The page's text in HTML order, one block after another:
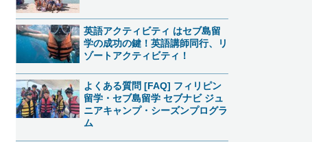
英語アクティビティ はセブ島留
学の成功の鍵！英語講師同行、リ
ゾートアクティビティ！
よくある質問 [FAQ] フィリピン
留学・セブ島留学 セブナビ ジュ
ニアキャンプ・シーズンプログラ
ム